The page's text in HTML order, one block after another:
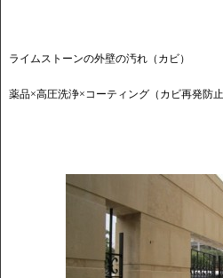
ライムストーンの外壁の汚れ（カビ）
薬品×高圧洗浄×コーティング（カビ再発防止